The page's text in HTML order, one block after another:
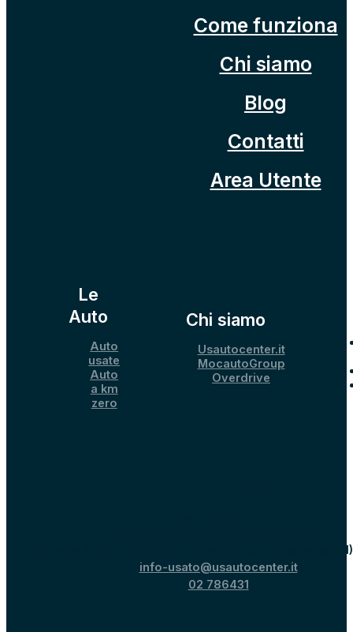
Come funziona
Chi siamo
Blog
Contatti
Area Utente
Le
Auto
Auto
usate
Auto
a km
zero
Chi siamo
Usautocenter.it
MocautoGroup
Overdrive
Strada Provinciale 40 per Binasco, 15, Melegnano
info-usato@usautocenter.it
02 786431